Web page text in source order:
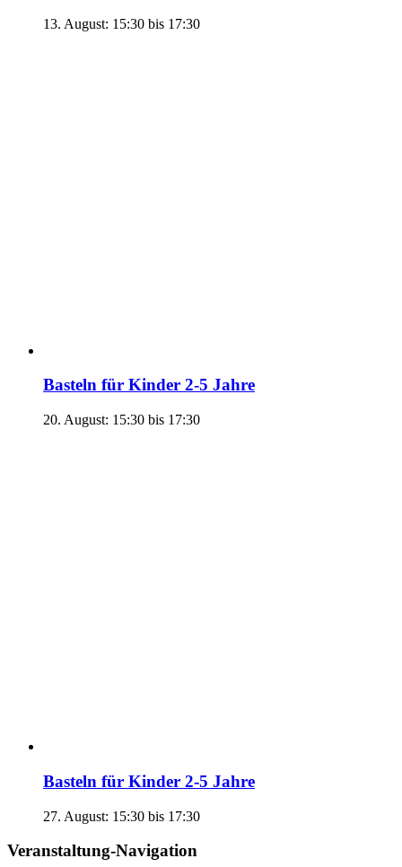
13. August: 15:30 bis 17:30
Basteln für Kinder 2-5 Jahre
20. August: 15:30 bis 17:30
Basteln für Kinder 2-5 Jahre
27. August: 15:30 bis 17:30
Veranstaltung-Navigation